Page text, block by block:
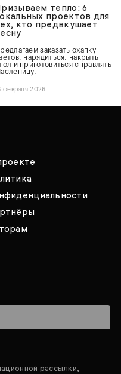
тепло: 6
проектов для
кто предвкушает
заказать охапку
нарядиться, накрыть
и приготовиться справлять
февраля 2026
рассылки,